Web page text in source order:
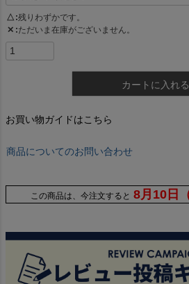
△ 残りわずかです。
✕ ただいま在庫がございません。
カートに入れる
お買い物ガイドはこちら
商品についてのお問い合わせ